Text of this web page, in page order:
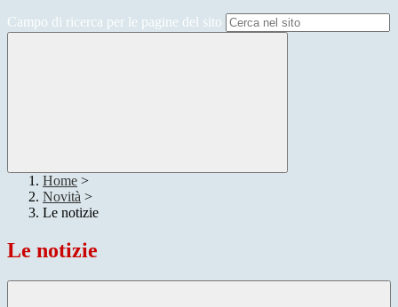
Campo di ricerca per le pagine del sito
Home >
Novità >
Le notizie
Le notizie